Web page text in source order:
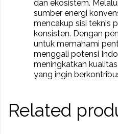
dan ekosistem.
sumber energi
mencakup sisi teknis
konsisten. Dengan
untuk memahami
menggali potensi
meningkatkan
yang ingin
Related